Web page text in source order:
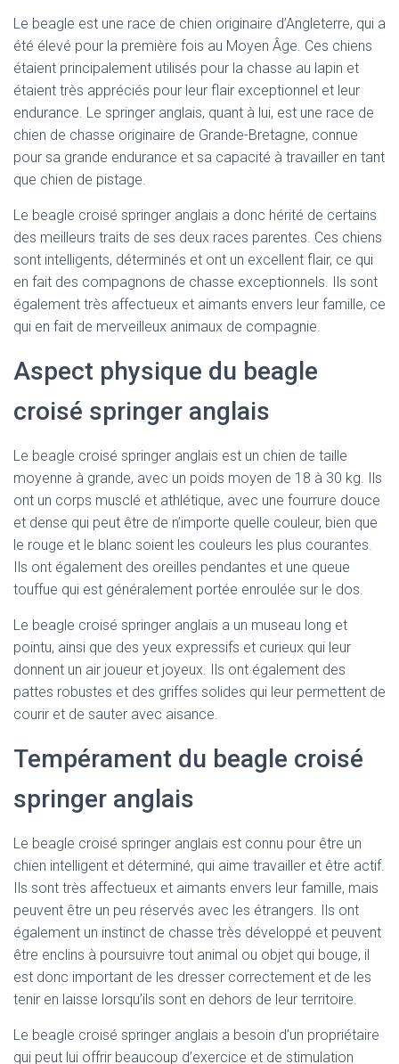
Le beagle est une race de chien originaire d’Angleterre, qui a
été élevé pour la première fois au Moyen Âge. Ces chiens
étaient principalement utilisés pour la chasse au lapin et
étaient très appréciés pour leur flair exceptionnel et leur
endurance. Le springer anglais, quant à lui, est une race de
chien de chasse originaire de Grande-Bretagne, connue
pour sa grande endurance et sa capacité à travailler en tant
que chien de pistage.
Le beagle croisé springer anglais a donc hérité de certains
des meilleurs traits de ses deux races parentes. Ces chiens
sont intelligents, déterminés et ont un excellent flair, ce qui
en fait des compagnons de chasse exceptionnels. Ils sont
également très affectueux et aimants envers leur famille, ce
qui en fait de merveilleux animaux de compagnie.
Aspect physique du beagle
croisé springer anglais
Le beagle croisé springer anglais est un chien de taille
moyenne à grande, avec un poids moyen de 18 à 30 kg. Ils
ont un corps musclé et athlétique, avec une fourrure douce
et dense qui peut être de n’importe quelle couleur, bien que
le rouge et le blanc soient les couleurs les plus courantes.
Ils ont également des oreilles pendantes et une queue
touffue qui est généralement portée enroulée sur le dos.
Le beagle croisé springer anglais a un museau long et
pointu, ainsi que des yeux expressifs et curieux qui leur
donnent un air joueur et joyeux. Ils ont également des
pattes robustes et des griffes solides qui leur permettent de
courir et de sauter avec aisance.
Tempérament du beagle croisé
springer anglais
Le beagle croisé springer anglais est connu pour être un
chien intelligent et déterminé, qui aime travailler et être actif.
Ils sont très affectueux et aimants envers leur famille, mais
peuvent être un peu réservés avec les étrangers. Ils ont
également un instinct de chasse très développé et peuvent
être enclins à poursuivre tout animal ou objet qui bouge, il
est donc important de les dresser correctement et de les
tenir en laisse lorsqu’ils sont en dehors de leur territoire.
Le beagle croisé springer anglais a besoin d’un propriétaire
qui peut lui offrir beaucoup d’exercice et de stimulation